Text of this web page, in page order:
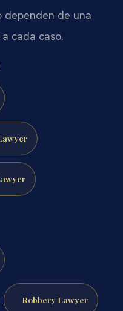
dependen de una
cada caso.
Robbery Lawyer